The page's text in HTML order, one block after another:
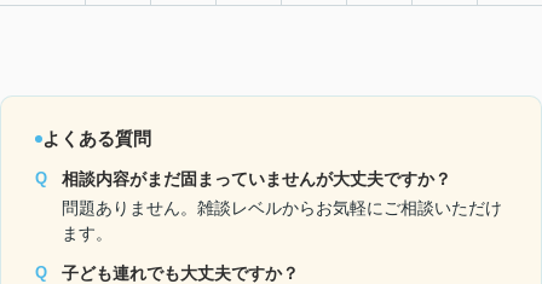
よくある質問
Q
相談内容がまだ固まっていませんが大丈夫ですか？
問題ありません。雑談レベルからお気軽にご相談いただけ
ます。
Q
子ども連れでも大丈夫ですか？